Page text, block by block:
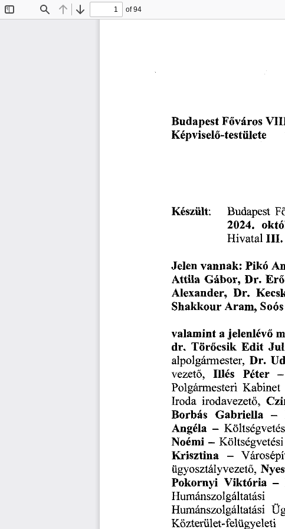
Find Previous
Next
of 94
Budapest Főváros
Képviselő-testülete
Készült: Budapest
2024.
Hivatal III.
Jelen vannak: Pikó
Attila Gábor, Dr.
Alexander, Dr.
Shakkour Aram, Soós
valamint a jelenlévő
dr. Törőcsik Edit
alpolgármester, Dr.
vezető,
Illés Péter -
Polgármesteri Kabinet
Iroda irodavezető,
Borbás
Gabriella -
Angéla -
Noémi - Költségvetési
Krisztina
-
ügyosztályvezető,
Pokornyi Viktória -
Humánszolgáltatási
Humánszolgáltatási
Közterület-felügyeleti